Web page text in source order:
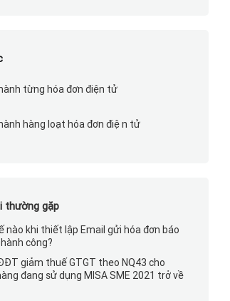
từng hóa đơn điện tử
hàng loạt hóa đơn điện tử
thường gặp
nào khi thiết lập Email gửi hóa đơn báo
công?
giảm thuế GTGT theo NQ43 cho
đang sử dụng MISA SME 2021 trở về